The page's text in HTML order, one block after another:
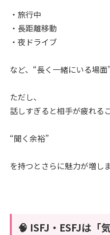
・旅行中
・長距離移動
・夜ドライブ
など、“長く一緒にいる場面
ただし、
話しすぎると相手が疲れる
“聞く余裕”
を持つとさらに魅力が増しま
🧠 ISFJ・ESFJは「